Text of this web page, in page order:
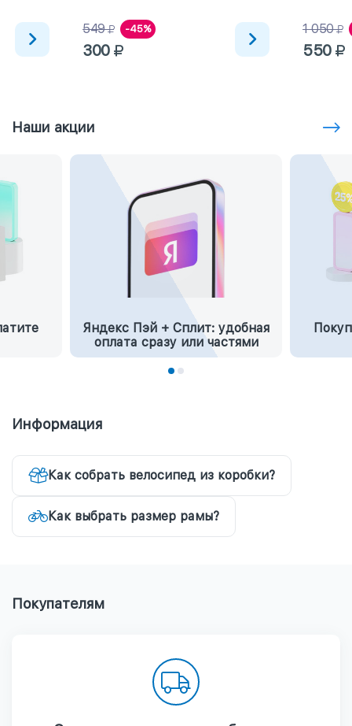
549 -45%
300
1 050
550
Наши акции
Яндекс Пэй + Сплит: удобная
оплата сразу или частями
Информация
Как собрать велосипед из коробки?
Как выбрать размер рамы?
Покупателям